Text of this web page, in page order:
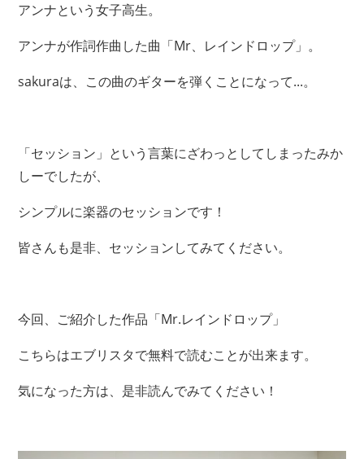
アンナという女子高生。
アンナが作詞作曲した曲「Mr、レインドロップ」。
sakuraは、この曲のギターを弾くことになって...。
「セッション」という言葉にざわっとしてしまったみか
しーでしたが、
シンプルに楽器のセッションです！
皆さんも是非、セッションしてみてください。
今回、ご紹介した作品「Mr.レインドロップ」
こちらはエブリスタで無料で読むことが出来ます。
気になった方は、是非読んでみてください！